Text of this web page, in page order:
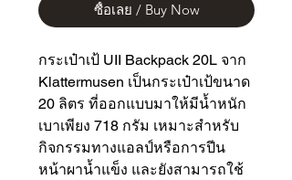
ซื้อเลย / Buy Now
กระเป๋าเป้ UII Backpack 20L จาก
Klattermusen เป็นกระเป๋าเป้ขนาด
20 ลิตร ที่ออกแบบมาให้มีน้ำหนัก
เบาเพียง 718 กรัม เหมาะสำหรับ
กิจกรรมทางแอลป์หรือการปีน
หน้าผาน้ำแข็ง และยังสามารถใช้